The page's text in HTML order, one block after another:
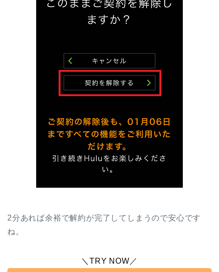
2分あれば余裕で解約が完了してしまうので安心です
ね。
＼TRY NOW／